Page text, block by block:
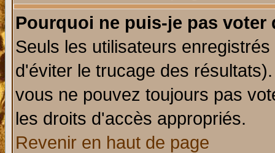
Pourquoi ne puis-je pas voter
Seuls les utilisateurs
d'éviter le trucage des
vous ne pouvez toujours pas
les droits d'accès appropriés.
Revenir en haut de page